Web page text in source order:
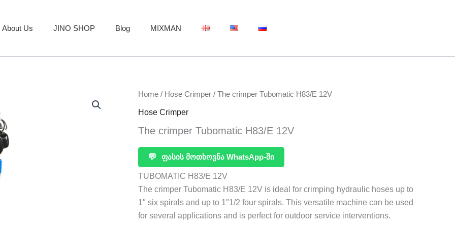
About Us JINO SHOP Blog MIXMAN
Home / Hose Crimper / The crimper Tubomatic H83/E 12V
Hose Crimper
The crimper Tubomatic H83/E 12V
💬 ფასის მოთხოვნა WhatsApp-ში
TUBOMATIC H83/E 12V
The crimper Tubomatic H83/E 12V is ideal for crimping hydraulic hoses up to
1″ six spirals and up to 1″1/2 four spirals. This versatile machine can be used
for several applications and is perfect for outdoor service interventions.